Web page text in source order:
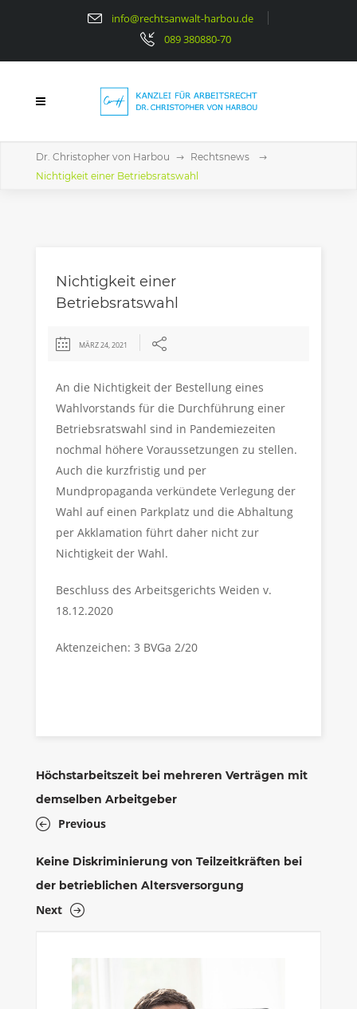
info@rechtsanwalt-harbou.de
089 380880-70
Dr. Christopher von Harbou
Rechtsnews
Nichtigkeit einer Betriebsratswahl
Nichtigkeit einer
Betriebsratswahl
MÄRZ 24, 2021
An die Nichtigkeit der Bestellung eines
Wahlvorstands für die Durchführung einer
Betriebsratswahl sind in Pandemiezeiten
nochmal höhere Voraussetzungen zu stellen.
Auch die kurzfristig und per
Mundpropaganda verkündete Verlegung der
Wahl auf einen Parkplatz und die Abhaltung
per Akklamation führt daher nicht zur
Nichtigkeit der Wahl.
Beschluss des Arbeitsgerichts Weiden v.
18.12.2020
Aktenzeichen: 3 BVGa 2/20
Höchstarbeitszeit bei mehreren Verträgen mit
demselben Arbeitgeber
Previous
Keine Diskriminierung von Teilzeitkräften bei
der betrieblichen Altersversorgung
Next